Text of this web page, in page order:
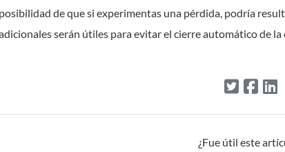
posibilidad de que si experimentas una pérdida, podría
serán útiles para evitar el cierre automático de la
¿Fue útil este